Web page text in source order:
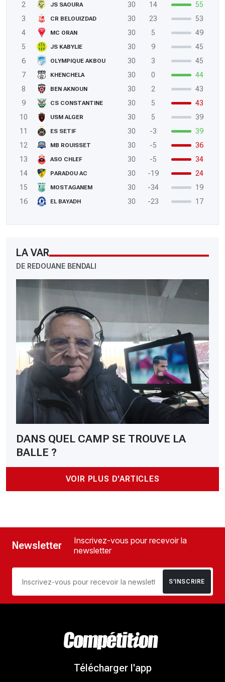
2
JS SAOURA 30 14
55
3
CR BELOUIZDAD 30 23
53
4
MC ORAN 30 5
49
5
JS KABYLIE 30 9
45
6
OLYMPIQUE AKBOU 30 3
45
7
KHENCHELA 30 0
44
8
BEN AKNOUN 30 2
43
9
CS CONSTANTINE 30 5
43
10
USM ALGER 30 5
39
11
ES SETIF 30 -3
39
12
MB ROUISSET 30 -5
36
13
ASO CHLEF 30 -5
34
14
PARADOU AC 30 -19
24
15
MOSTAGANEM 30 -34
19
16
EL BAYADH 30 -23 17
LA VAR
DE REDOUANE BENDALI
DANS QUEL CAMP SE TROUVE LA
BALLE ?
VOIR PLUS D'ARTICLES
Newsletter
Inscrivez-vous pour recevoir la
newsletter
S’INSCRIRE
Télécharger l'app